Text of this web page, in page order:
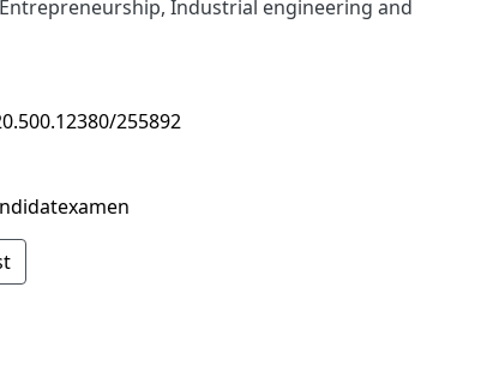
, Industrial engineering and
255892